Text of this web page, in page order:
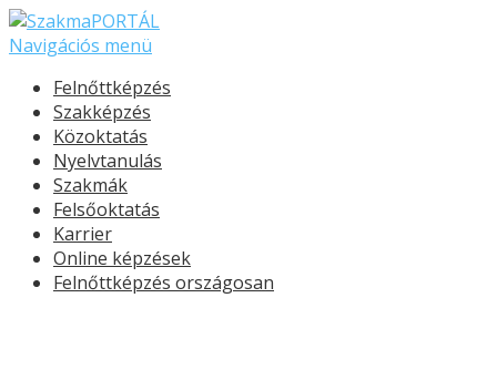
Navigációs menü
Felnőttképzés
Szakképzés
Közoktatás
Nyelvtanulás
Szakmák
Felsőoktatás
Karrier
Online képzések
Felnőttképzés országosan